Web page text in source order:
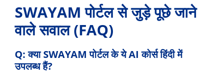
SWAYAM पोर्टल से जुड़े पूछे जाने
वाले सवाल (FAQ)
Q: क्याSWAYAM पोर्टलके ये AI कोर्स हिंदी में
उपलब्ध हैं?